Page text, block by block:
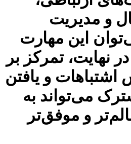
و مدیریت
این مهارت
نهایت، تمرکز بر
و یافتن
می‌تواند به
و موفق‌تر